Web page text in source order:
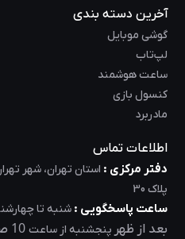
آخرین دسته بندی
گوشی موبایل
لپ‌تاب
ساعت هوشمند
کنسول بازی
مادربرد
اطلاعات تماس
دفتر مرکزی : استان تهران، شهر
پلاک 30
ساعت پاسخگویی : شنبه تا
بعد از ظهر پنجشنبه از ساعت 10